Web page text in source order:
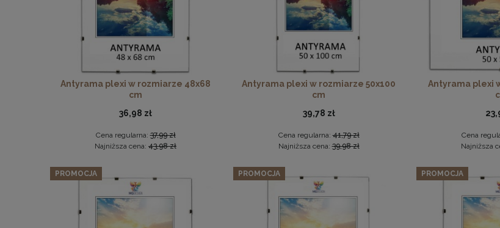
Ramka na zdjęcia 20x30 cm, drewniana w kolorze
DO KOSZYKA
Antyrama plexi w rozmiarze 48x68
cm
36,98 zł
Cena regularna:37,99 zł
Najniższa cena: 43,98 zł
Antyrama plexi w rozmiarze 50x100
cm
39,78 zł
Cena regularna:41,79 zł
Najniższa cena:39,98 zł
Antyrama plexi
Cena
Najniższa
PROMOCJA PROMOCJA PROMOCJA